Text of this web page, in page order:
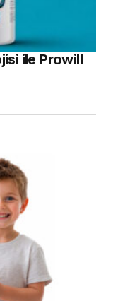
ile Prowill